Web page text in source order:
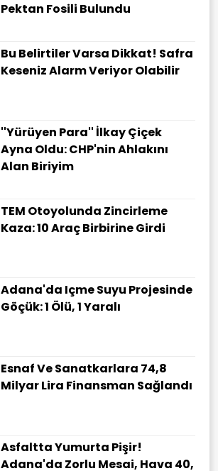
Pektan Fosili Bulundu
Bu Belirtiler Varsa Dikkat! Safra
Keseniz Alarm Veriyor Olabilir
''Yürüyen Para'' İlkay Çiçek
Ayna Oldu: CHP'nin Ahlakını
Alan Biriyim
TEM Otoyolunda Zincirleme
Kaza: 10 Araç Birbirine Girdi
Adana'da Içme Suyu Projesinde
Göçük: 1 Ölü, 1 Yaralı
Esnaf Ve Sanatkarlara 74,8
Milyar Lira Finansman Sağlandı
Asfaltta Yumurta Pişir!
Adana'da Zorlu Mesai, Hava 40,